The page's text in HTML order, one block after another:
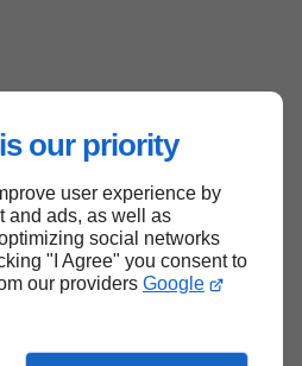
our priority
user experience by
and ads, as well as
social networks
"I Agree" you consent to
our providers Google
de page